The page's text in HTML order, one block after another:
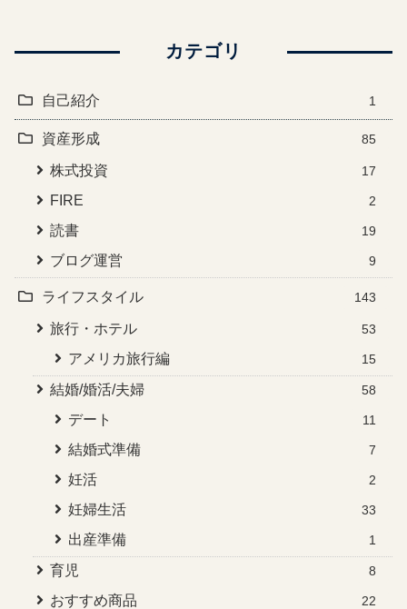
カテゴリ
自己紹介 1
資産形成 85
株式投資 17
FIRE 2
読書 19
ブログ運営 9
ライフスタイル 143
旅行・ホテル 53
アメリカ旅行編 15
結婚/婚活/夫婦 58
デート 11
結婚式準備 7
妊活 2
妊婦生活 33
出産準備 1
育児 8
おすすめ商品 22